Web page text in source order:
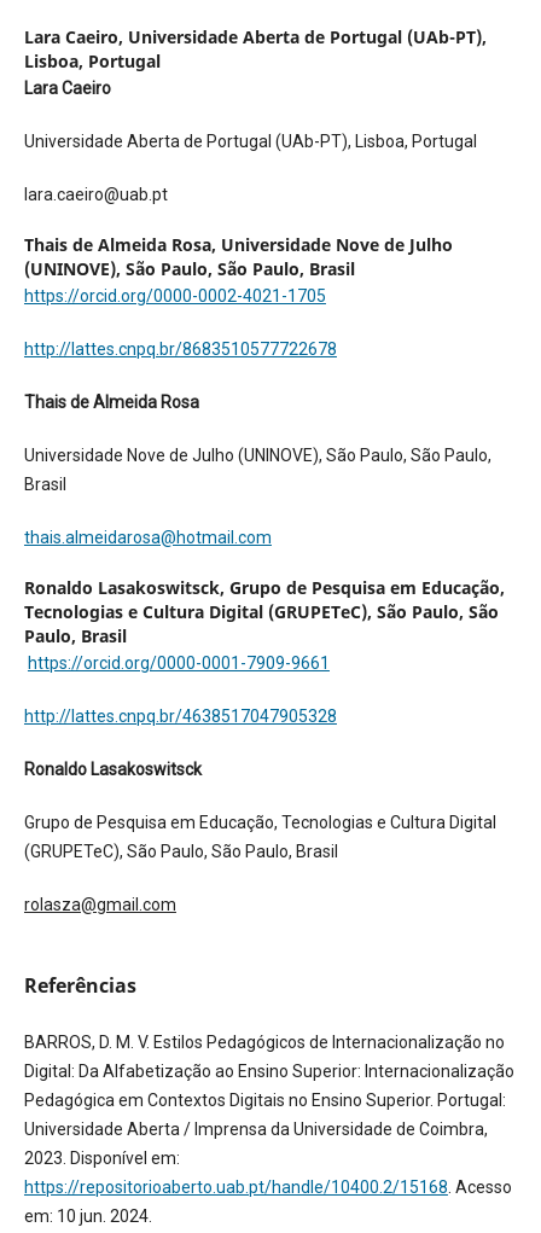
Lara Caeiro, Universidade Aberta de Portugal (UAb-PT),
Lisboa, Portugal
Lara Caeiro
Universidade Aberta de Portugal (UAb-PT), Lisboa, Portugal
lara.caeiro@uab.pt
Thais de Almeida Rosa, Universidade Nove de Julho
(UNINOVE), São Paulo, São Paulo, Brasil
https://orcid.org/0000-0002-4021-1705
http://lattes.cnpq.br/8683510577722678
Thais de Almeida Rosa
Universidade Nove de Julho (UNINOVE), São Paulo, São Paulo,
Brasil
thais.almeidarosa@hotmail.com
Ronaldo Lasakoswitsck, Grupo de Pesquisa em Educação,
Tecnologias e Cultura Digital (GRUPETeC), São Paulo, São
Paulo, Brasil
https://orcid.org/0000-0001-7909-9661
http://lattes.cnpq.br/4638517047905328
Ronaldo Lasakoswitsck
Grupo de Pesquisa em Educação, Tecnologias e Cultura Digital
(GRUPETeC), São Paulo, São Paulo, Brasil
rolasza@gmail.com
Referências
BARROS, D. M. V. Estilos Pedagógicos de Internacionalização no
Digital: Da Alfabetização ao Ensino Superior: Internacionalização
Pedagógica em Contextos Digitais no Ensino Superior. Portugal:
Universidade Aberta / Imprensa da Universidade de Coimbra,
2023. Disponível em:
https://repositorioaberto.uab.pt/handle/10400.2/15168 . Acesso
em: 10 jun. 2024.